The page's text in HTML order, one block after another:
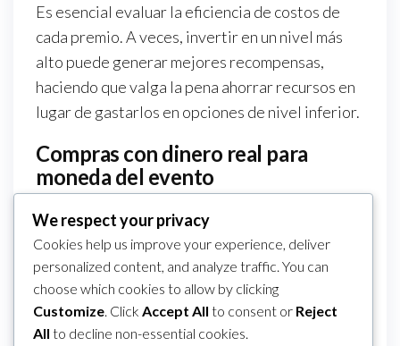
Es esencial evaluar la eficiencia de costos de
cada premio. A veces, invertir en un nivel más
alto puede generar mejores recompensas,
haciendo que valga la pena ahorrar recursos en
lugar de gastarlos en opciones de nivel inferior.
Compras con dinero real para
moneda del evento
Los jugadores tienen la opción de comprar
moneda del evento usando dinero real, lo que
puede acelerar el desbloqueo de premios
especiales. Esta moneda a menudo puede ser
adquirida a través de varios paquetes que
ofrecen diferentes cantidades a diferentes
We respect your privacy
Cookies help us improve your experience, deliver
personalized content, and analyze traffic. You can
choose which cookies to allow by clicking
Customize. Click Accept All to consent or Reject
All to decline non-essential cookies.